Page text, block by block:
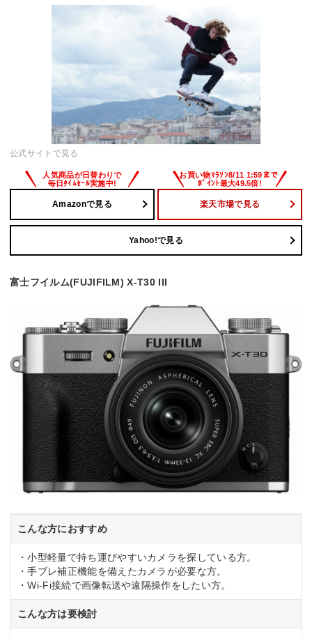
公式サイトで見る
Amazonで見る 楽天市場で見る
Yahoo!で見る
富士フイルム(FUJIFILM) X-T30 III
こんな方におすすめ
・小型軽量で持ち運びやすいカメラを探している方。
・手ブレ補正機能を備えたカメラが必要な方。
・Wi-Fi接続で画像転送や遠隔操作をしたい方。
こんな方は要検討